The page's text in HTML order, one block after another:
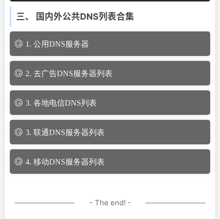
三、 国内外公共DNS列表合集
1. 公用DNS服务器
2. 去广告DNS服务器列表
3. 各地电信DNS列表
3. 联通DNS服务器列表
4. 移动DNS服务器列表
- The end! -